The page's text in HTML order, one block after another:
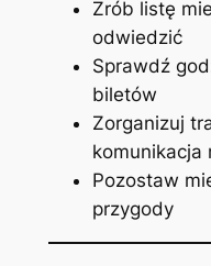
Zrób listę
odwiedzić
Sprawdź
biletów
Zorganizuj
komunikacja
Pozostaw
przygody